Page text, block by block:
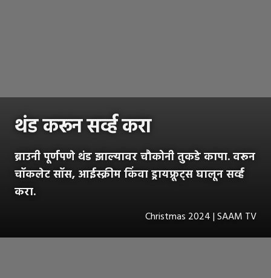
थंड करून सर्व्ह करा
ब्राउनी पूर्णपणे थंड झाल्यावर चौकोनी तुकडे कापा. वरून
चॉकलेट सॉस, आईस्क्रीम किंवा ड्रायफ्रूट्स घालून सर्व्ह
करा.
Christmas 2024 | SAAM TV